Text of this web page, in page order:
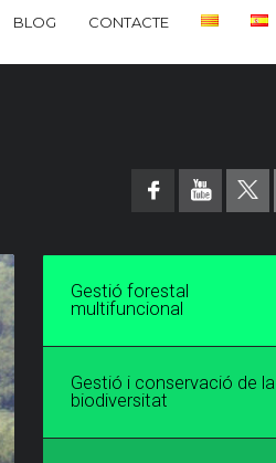
BLOG CONTACTE
Gestió forestal
multifuncional
Gestió i conservació de la
biodiversitat